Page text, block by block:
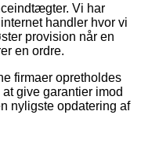
Vi har
handler hvor vi
provision når en
en ordre.
firmaer opretholdes
give garantier imod
nyligste opdatering af